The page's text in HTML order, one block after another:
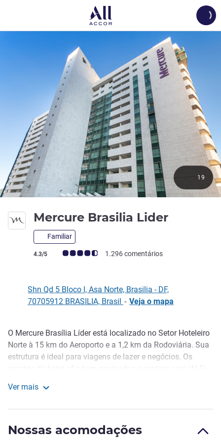
Mercure Brasilia Lider
Familiar
Classificação clientes Avis (Classificação ALL)
4.3/5 1.296 comentários
19
Shn Qd 5 Bloco I, Asa Norte, Brasilia - DF,
70705912 BRASILIA, Brasil - Veja o mapa
Descrição
O Mercure Brasília Líder está localizado no Setor Hoteleiro
Norte à 15 km do Aeroporto e a 1,2 km da Rodoviária. Sua
estrutura é ideal para viagens de lazer e negócios. Os
hospedagens em família. Há também quartos adaptados
com fitness center para manter a boa forma.
Ver mais
Nossas acomodações